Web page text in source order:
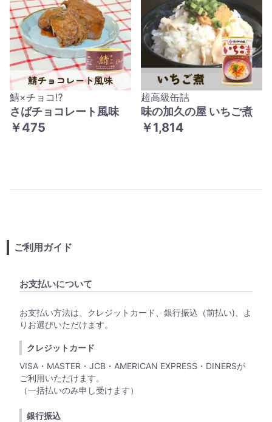
鯖×チョコ⁉
さばチョコレート風味
￥475
超高級缶詰
味の加久の屋 いちご煮
￥1,814
ご利用ガイド
お支払いについて
お支払い方法は、クレジットカード、銀行振込（前払い)、よ
りお選びいただけます。
クレジットカード
VISA・MASTER・JCB・AMERICAN EXPRESS・DINERSが
ご利用いただけます。
（一括払いのみ申し受けます）
銀行振込